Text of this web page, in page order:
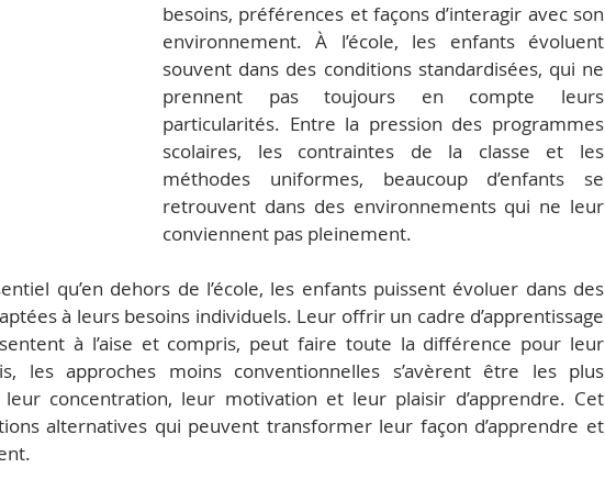
besoins, préférences et façons d’interagir avec son
environnement. À l’école, les enfants évoluent
souvent dans des conditions standardisées, qui ne
prennent pas toujours en compte leurs
particularités. Entre la pression des programmes
scolaires, les contraintes de la classe et les
méthodes uniformes, beaucoup d’enfants se
retrouvent dans des environnements qui ne leur
conviennent pas pleinement.
qu’en dehors de l’école, les enfants puissent évoluer dans des
à leurs besoins individuels. Leur offrir un cadre d’apprentissage
à l’aise et compris, peut faire toute la différence pour leur
les approches moins conventionnelles s’avèrent être les plus
concentration, leur motivation et leur plaisir d’apprendre. Cet
alternatives qui peuvent transformer leur façon d’apprendre et